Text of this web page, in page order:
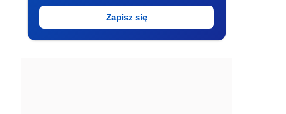
Zapisz się